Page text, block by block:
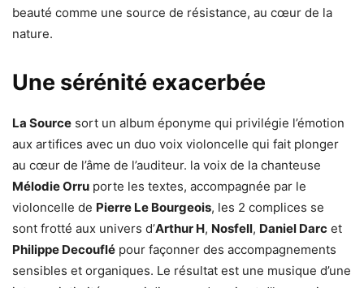
beauté comme une source de résistance, au cœur de la
nature.
Une sérénité exacerbée
La Source sort un album éponyme qui privilégie l’émotion
aux artifices avec un duo voix violoncelle qui fait plonger
au cœur de l’âme de l’auditeur. la voix de la chanteuse
Mélodie Orru porte les textes, accompagnée par le
violoncelle de Pierre Le Bourgeois, les 2 complices se
sont frotté aux univers d’Arthur H, Nosfell, Daniel Darc et
Philippe Decouflé pour façonner des accompagnements
sensibles et organiques. Le résultat est une musique d’une